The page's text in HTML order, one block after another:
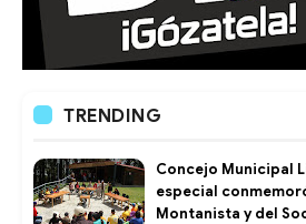
TRENDING
Concejo Municipal
especial
Montanista y del